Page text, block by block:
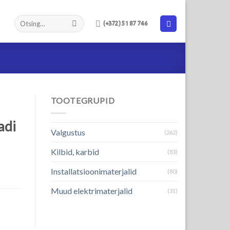
(+372) 51 87 746
TOOTEGRUPID
Valgustus (262)
Kilbid, karbid (83)
Installatsioonimaterjalid (80)
Muud elektrimaterjalid (31)